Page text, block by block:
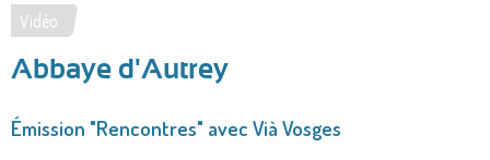
Vous
êtes
ici
Vidéo
Abbaye d'Autrey
Émission "Rencontres" avec Vià Vosges